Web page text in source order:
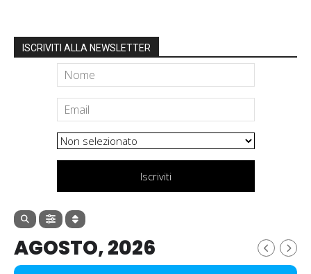
ISCRIVITI ALLA NEWSLETTER
Iscriviti
AGOSTO, 2026